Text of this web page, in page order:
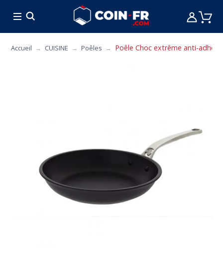
CUISINE MOBILIER
Accueil CUISINE Poêles Poêle Choc extrême anti-